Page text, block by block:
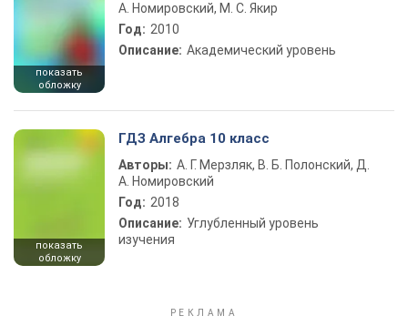
показать
обложку
А. Номировский, М. С. Якир
Год: 2010
Описание: Академический уровень
показать
обложку
ГДЗ Алгебра 10 класс
Авторы: А. Г. Мерзляк, В. Б. Полонский, Д.
А. Номировский
Год: 2018
Описание: Углубленный уровень
изучения